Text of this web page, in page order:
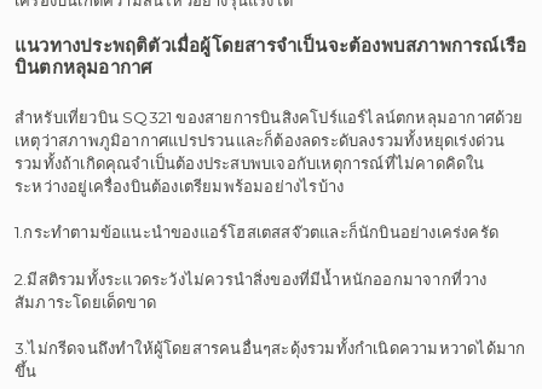
แนวทางประพฤติตัวเมื่อผู้โดยสารจำเป็นจะต้องพบสภาพการณ์เรือ
บินตกหลุมอากาศ
สำหรับเที่ยวบิน SQ321 ของสายการบินสิงคโปร์แอร์ไลน์ตกหลุมอากาศด้วย
เหตุว่าสภาพภูมิอากาศแปรปรวนและก็ต้องลดระดับลงรวมทั้งหยุดเร่งด่วน
รวมทั้งถ้าเกิดคุณจำเป็นต้องประสบพบเจอกับเหตุการณ์ที่ไม่คาดคิดใน
ระหว่างอยู่เครื่องบินต้องเตรียมพร้อมอย่างไรบ้าง
1.กระทำตามข้อแนะนำของแอร์โฮสเตสสจ๊วตและก็นักบินอย่างเคร่งครัด
2.มีสติรวมทั้งระแวดระวังไม่ควรนำสิ่งของที่มีน้ำหนักออกมาจากที่วาง
สัมภาระโดยเด็ดขาด
3.ไม่กรีดจนถึงทำให้ผู้โดยสารคนอื่นๆสะดุ้งรวมทั้งกำเนิดความหวาดได้มาก
ขึ้น